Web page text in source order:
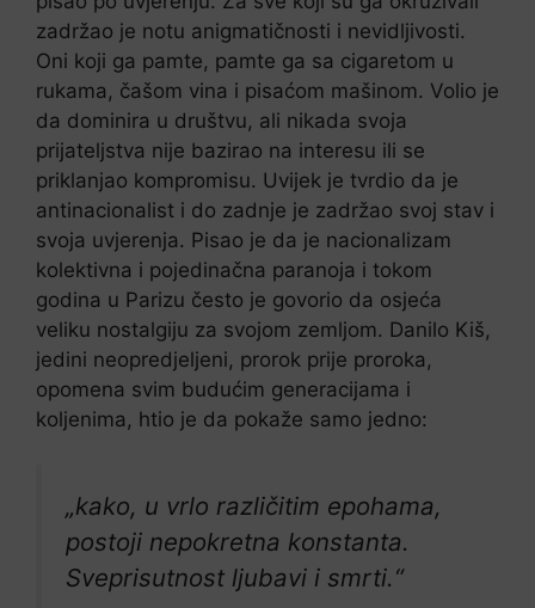
zadržao je notu anigmatičnosti i nevidljivosti.
Oni koji ga pamte, pamte ga sa cigaretom u
rukama, čašom vina i pisaćom mašinom. Volio je
da dominira u društvu, ali nikada svoja
prijateljstva nije bazirao na interesu ili se
priklanjao kompromisu. Uvijek je tvrdio da je
antinacionalist i do zadnje je zadržao svoj stav i
svoja uvjerenja. Pisao je da je nacionalizam
kolektivna i pojedinačna paranoja i tokom
godina u Parizu često je govorio da osjeća
veliku nostalgiju za svojom zemljom. Danilo Kiš,
jedini neopredjeljeni, prorok prije proroka,
opomena svim budućim generacijama i
koljenima, htio je da pokaže samo jedno:
„kako, u vrlo različitim epohama,
postoji nepokretna konstanta.
Sveprisutnost ljubavi i smrti.“